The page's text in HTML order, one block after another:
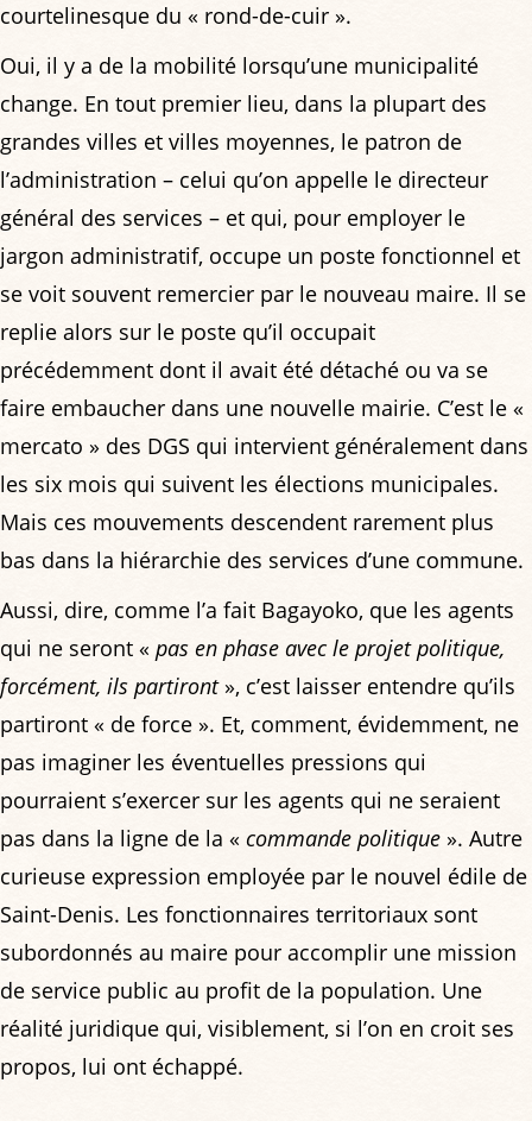
courtelinesque du « rond-de-cuir ».
Oui, il y a de la mobilité lorsqu’une municipalité
change. En tout premier lieu, dans la plupart des
grandes villes et villes moyennes, le patron de
l’administration – celui qu’on appelle le directeur
général des services – et qui, pour employer le
jargon administratif, occupe un poste fonctionnel et
se voit souvent remercier par le nouveau maire. Il se
replie alors sur le poste qu’il occupait
précédemment dont il avait été détaché ou va se
faire embaucher dans une nouvelle mairie. C’est le «
mercato » des DGS qui intervient généralement dans
les six mois qui suivent les élections municipales.
Mais ces mouvements descendent rarement plus
bas dans la hiérarchie des services d’une commune.
Aussi, dire, comme l’a fait Bagayoko, que les agents
qui ne seront « pas en phase avec le projet politique,
forcément, ils partiront», c’est laisser entendre qu’ils
partiront « de force ». Et, comment, évidemment, ne
pas imaginer les éventuelles pressions qui
pourraient s’exercer sur les agents qui ne seraient
pas dans la ligne de la « commande politique ». Autre
curieuse expression employée par le nouvel édile de
Saint-Denis. Les fonctionnaires territoriaux sont
subordonnés au maire pour accomplir une mission
de service public au profit de la population. Une
réalité juridique qui, visiblement, si l’on en croit ses
propos, lui ont échappé.